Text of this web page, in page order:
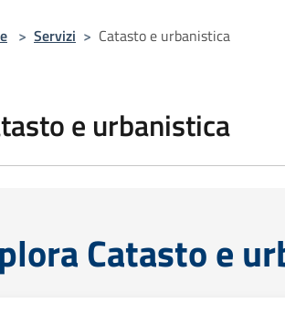
> Servizi > Catasto e urbanistica
e urbanistica
Catasto e